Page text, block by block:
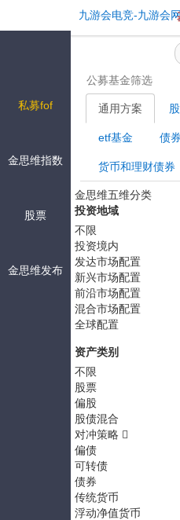
基金筛选 -九
私募fof
金思维指数
股票
金思维发布
九游会电竞-九游会
公募基金筛选
通用方案
etf基金 债
货币和理财债券
金思维五维分类
投资地域
不限
投资境内
发达市场配置
新兴市场配置
前沿市场配置
混合市场配置
全球配置
资产类别
不限
股票
偏股
股债混合
对冲策略
偏债
可转债
债券
传统货币
浮动净值货币